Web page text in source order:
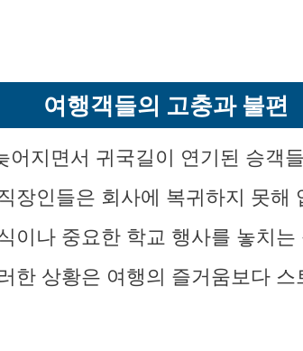
여행객들의 고충과 불편
어지면서 귀국길이 연기된 승객
장인들은 회사에 복귀하지 못해
이나 중요한 학교 행사를 놓치는
한 상황은 여행의 즐거움보다